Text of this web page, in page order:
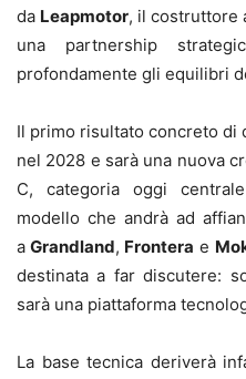
da Leapmotor, il costruttore
una partnership
profondamente gli equilibri
Il primo risultato concreto di
nel 2028 e sarà una nuova
C, categoria oggi
modello che andrà ad
a Grandland, Frontera e
destinata a far discutere:
sarà una piattaforma
La base tecnica deriverà